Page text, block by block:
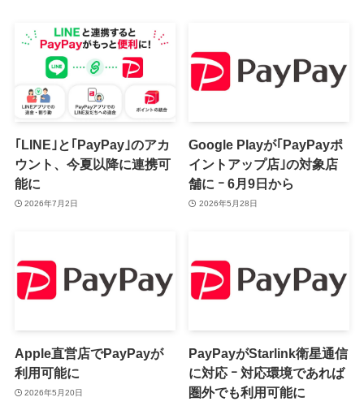
｢LINE｣と｢PayPay｣のアカ
ウント、今夏以降に連携可
能に
2026年7月2日
Google Playが｢PayPayポ
イントアップ店｣の対象店
舗に ｰ 6月9日から
2026年5月28日
Apple直営店でPayPayが
利用可能に
2026年5月20日
PayPayがStarlink衛星通信
に対応 ｰ 対応環境であれば
圏外でも利用可能に